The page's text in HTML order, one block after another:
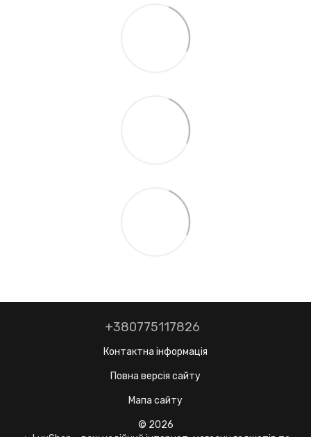
+380775117826
Контактна інформація
Повна версія сайту
Мапа сайту
© 2026